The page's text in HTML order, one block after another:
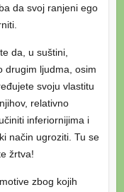
da svoj ranjeni ego
da, u suštini,
drugim ljudma, osim
svoju vlastitu
relativno
inferiornijima i
način ugroziti. Tu se
žrtva!
zbog kojih